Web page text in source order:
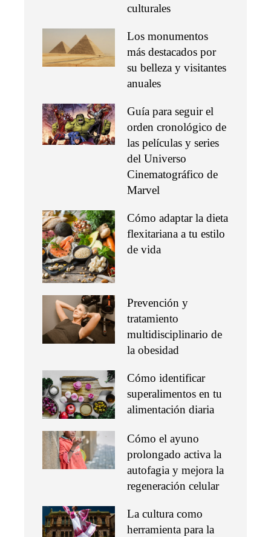
culturales
Los monumentos
más destacados por
su belleza y visitantes
anuales
Guía para seguir el
orden cronológico de
las películas y series
del Universo
Cinematográfico de
Marvel
Cómo adaptar la dieta
flexitariana a tu estilo
de vida
Prevención y
tratamiento
multidisciplinario de
la obesidad
Cómo identificar
superalimentos en tu
alimentación diaria
Cómo el ayuno
prolongado activa la
autofagia y mejora la
regeneración celular
La cultura como
herramienta para la